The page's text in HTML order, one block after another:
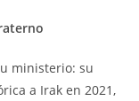
ministerio: su
a Irak en 2021,